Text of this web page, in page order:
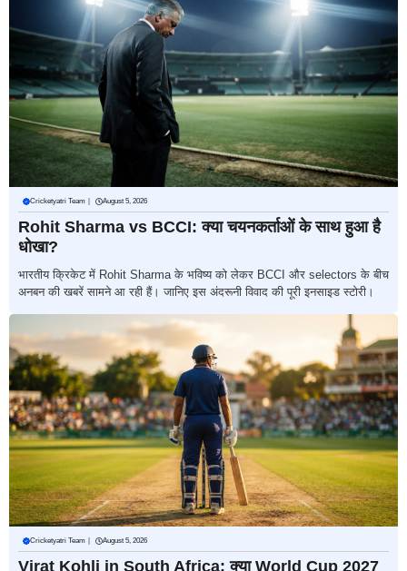
Cricketyatri Team August 5, 2026
Rohit Sharma vs BCCI: क्या चयनकर्ताओं के साथ हुआ है
धोखा?
भारतीय क्रिकेट में Rohit Sharma के भविष्य को लेकर BCCI और selectors के बीच
अनबन की खबरें सामने आ रही हैं। जानिए इस अंदरूनी विवाद की पूरी इनसाइड स्टोरी।
Cricketyatri Team August 5, 2026
Virat Kohli in South Africa: क्या World Cup 2027